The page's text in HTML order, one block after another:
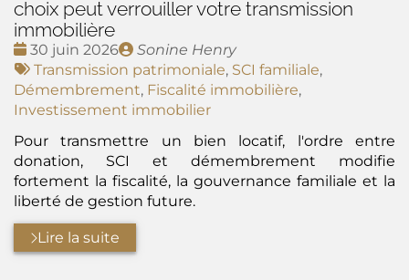
choix peut verrouiller votre transmission
immobilière
Date
:
30 juin 2026
Publié
par
Sonine Henry
Tags
:
Transmission patrimoniale, SCI familiale,
Démembrement, Fiscalité immobilière,
Investissement immobilier
Pour transmettre un bien locatif, l'ordre entre
donation, SCI et démembrement modifie
fortement la fiscalité, la gouvernance familiale et la
liberté de gestion future.
Lire la suite